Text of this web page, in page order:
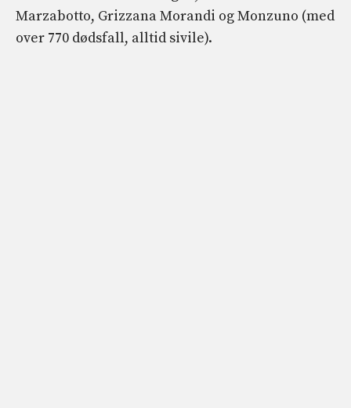
Marzabotto, Grizzana Morandi og Monzuno (med
over 770 dødsfall, alltid sivile).